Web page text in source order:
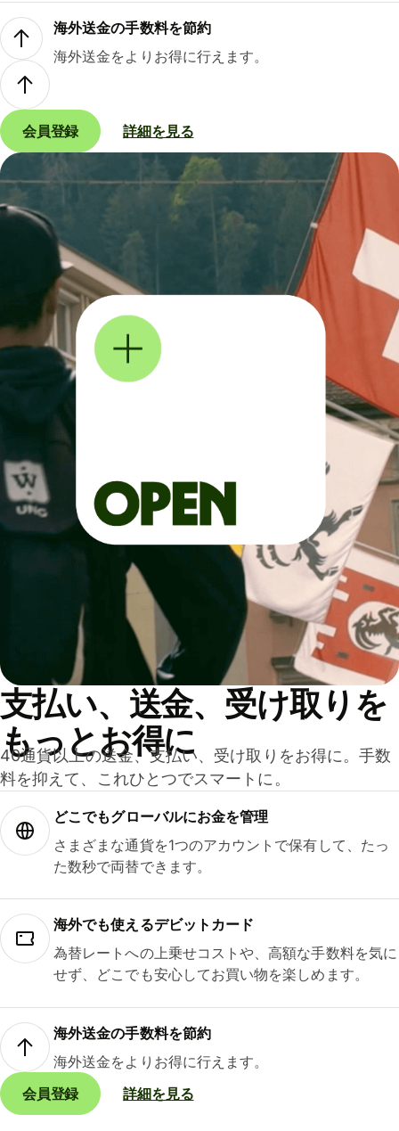
海外送金の手数料を節約
海外送金をよりお得に行えます。
会員登録 詳細を見る
支払い、送金、受け取りを
もっとお得に
40通貨以上の送金、支払い、受け取りをお得に。手数
料を抑えて、これひとつでスマートに。
どこでもグ⁠ロ⁠ー⁠バ⁠ルにお金を管理
さまざまな通貨を1つのアカウントで保有して、たっ
た数秒で両替できます。
海外でも使えるデビットカード
為替レートへの上乗せコストや、高額な手数料を気に
せず、どこでも安心してお買い物を楽しめます。
海外送金の手数料を節約
海外送金をよりお得に行えます。
会員登録
詳細を見る